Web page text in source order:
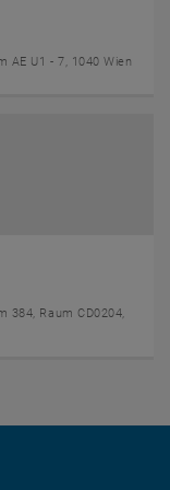
AE U1 - 7, 1040 Wien
384, Raum CD0204,